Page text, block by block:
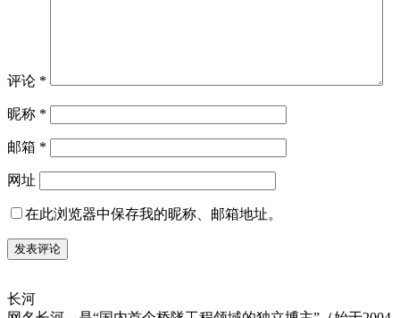
评论 *
昵称 *
邮箱 *
网址
在此浏览器中保存我的昵称、邮箱地址。
长河